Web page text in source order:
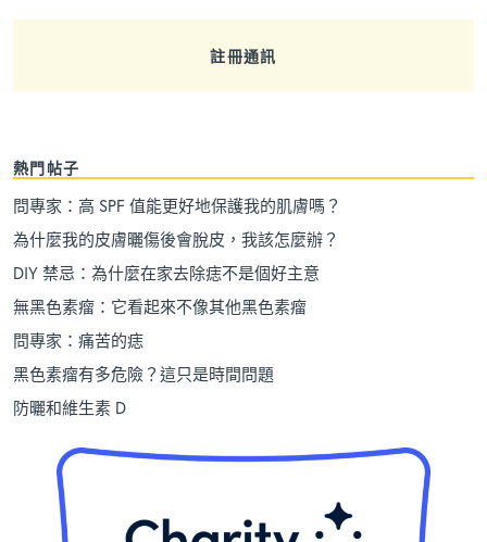
註冊通訊
熱門帖子
問專家：高 SPF 值能更好地保護我的肌膚嗎？
為什麼我的皮膚曬傷後會脫皮，我該怎麼辦？
DIY 禁忌：為什麼在家去除痣不是個好主意
無黑色素瘤：它看起來不像其他黑色素瘤
問專家：痛苦的痣
黑色素瘤有多危險？這只是時間問題
防曬和維生素 D